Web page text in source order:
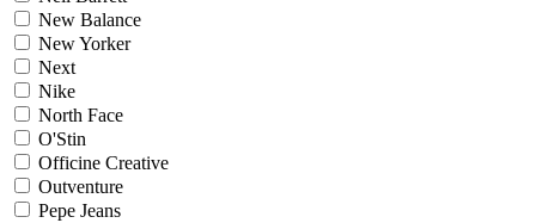
New Balance
New Yorker
Next
Nike
North Face
O'Stin
Officine Creative
Outventure
Pepe Jeans